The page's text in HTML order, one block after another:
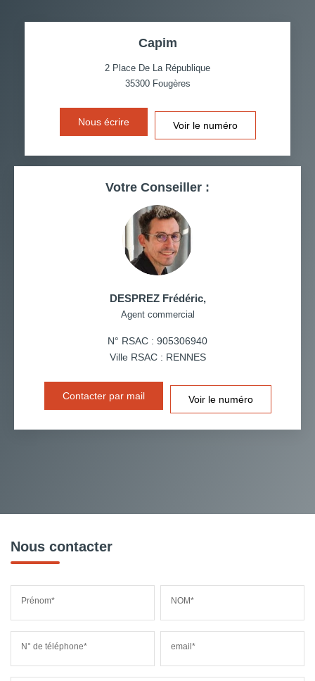
PART DES MÉNAGES SANS
VOITURE
ECOLES ET CRÈCHES
Capim
2 Place De La République
35300 Fougères
Nous écrire Voir le numéro
Votre Conseiller :
DESPREZ Frédéric,
Agent commercial
N° RSAC : 905306940
Ville RSAC : RENNES
Contacter par mail Voir le numéro
Nous contacter
Prénom* NOM*
N° de téléphone* email*